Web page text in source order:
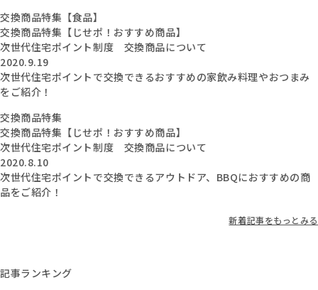
交換商品特集【食品】
交換商品特集【じせポ！おすすめ商品】
次世代住宅ポイント制度 交換商品について
2020.9.19
次世代住宅ポイントで交換できるおすすめの家飲み料理やおつまみ
をご紹介！
交換商品特集
交換商品特集【じせポ！おすすめ商品】
次世代住宅ポイント制度 交換商品について
2020.8.10
次世代住宅ポイントで交換できるアウトドア、BBQにおすすめの商
品をご紹介！
新着記事をもっとみる
記事ランキング